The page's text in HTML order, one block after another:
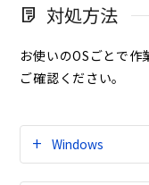
対処方法
お使いのOSごとで作
ご確認ください。
Windows